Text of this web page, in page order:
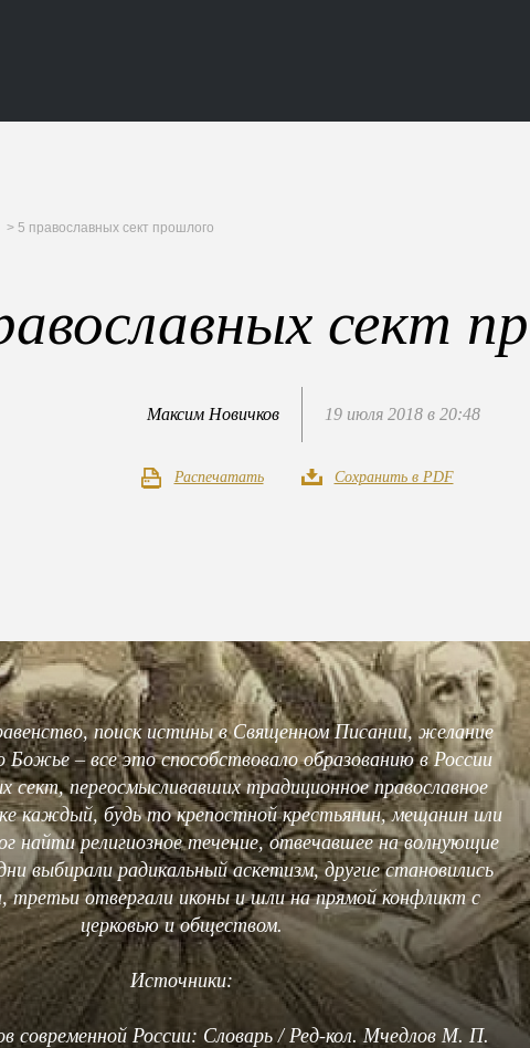
> 5 православных сект прошлого
сект
Максим Новичков 19 июля 2018 в 20:48
Распечатать Сохранить в PDF
поиск истины в Священном Писании, желание
– все это способствовало образованию в России
сект, переосмысливавших традиционное православное
каждый, будь то крепостной крестьянин, мещанин или
найти религиозное течение, отвечавшее на волнующие
выбирали радикальный аскетизм, другие становились
третьи отвергали иконы и шли на прямой конфликт с
церковью и обществом.
Источники:
современной России: Словарь / Ред-кол. Мчедлов М. П.